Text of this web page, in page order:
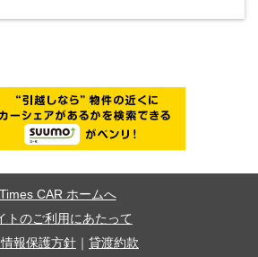
Times CAR ホームへ
トのご利用にあたって
報保護方針
貸渡約款